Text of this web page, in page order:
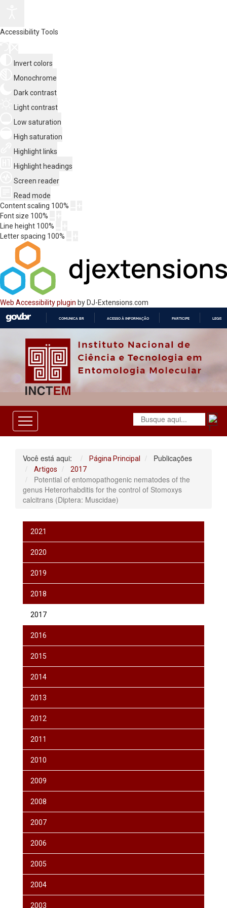
Accessibility Tools
Invert colors
Monochrome
Dark contrast
Light contrast
Low saturation
High saturation
Highlight links
Highlight headings
Screen reader
Read mode
Content scaling 100%
Font size 100%
Line height 100%
Letter spacing 100%
Web Accessibility plugin by DJ-Extensions.com
O
COMUNICA BR ACESSO À INFORMAÇÃO PARTICIPE
Você está aqui: Página Principal Publicações
Artigos 2017
Potential of entomopathogenic nematodes of the
genus Heterorhabditis for the control of Stomoxys
calcitrans (Diptera: Muscidae)
2021
2020
2019
2018
2017
2016
2015
2014
2013
2012
2011
2010
2009
2008
2007
2006
2005
2004
2003